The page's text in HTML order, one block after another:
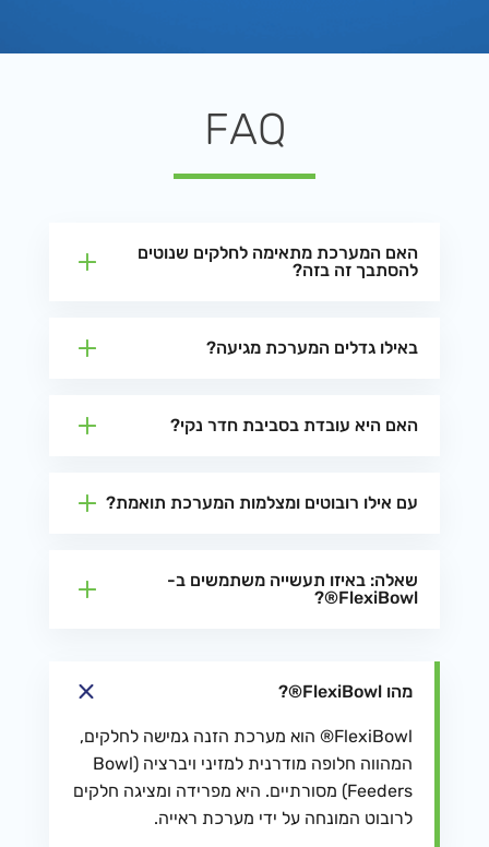
FAQ
האם המערכת מתאימה לחלקים שנוטים
להסתבך זה בזה?
באילו גדלים המערכת מגיעה?
האם היא עובדת בסביבת חדר נקי?
עם אילו רובוטים ומצלמות המערכת תואמת?
שאלה: באיזו תעשייה משתמשים ב-
FlexiBowl®?
מהו FlexiBowl®?
FlexiBowl® הוא מערכת הזנה גמישה לחלקים,
המהווה חלופה מודרנית למזיני ויברציה (Bowl
Feeders) מסורתיים. היא מפרידה ומציגה חלקים
לרובוט המונחה על ידי מערכת ראייה.